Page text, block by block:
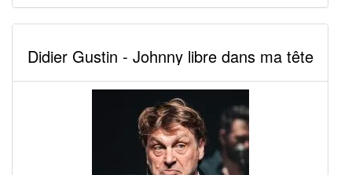
Didier Gustin - Johnny libre dans ma tête